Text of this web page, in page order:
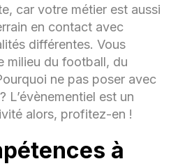
car votre métier est aussi
en contact avec
différentes. Vous
milieu du football, du
ne pas poser avec
L’évènementiel est un
alors, profitez-en !
à